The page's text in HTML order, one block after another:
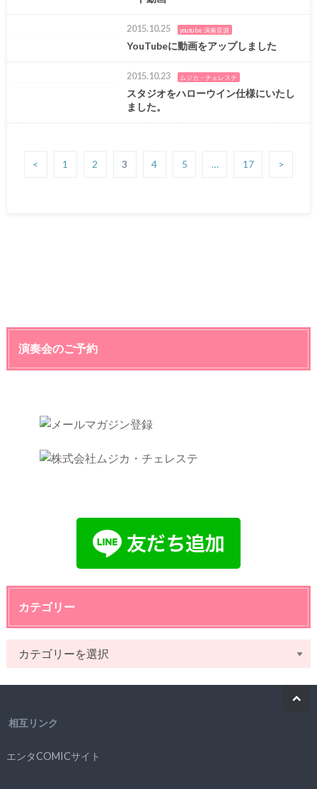
2015.10.25 youtube 演奏音源
YouTubeに動画をアップしました
2015.10.23 ムジカ・チェレステ
スタジオをハローウイン仕様にいたし
ました。
< 1 2 3 4 5 … 17 >
演奏会のご予約
カテゴリー
相互リンク
エンタCOMICサイト